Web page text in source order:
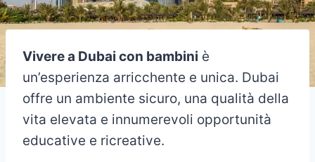
Vivere a Dubai con bambini è
un’esperienza arricchente e unica. Dubai
offre un ambiente sicuro, una qualità della
vita elevata e innumerevoli opportunità
educative e ricreative.